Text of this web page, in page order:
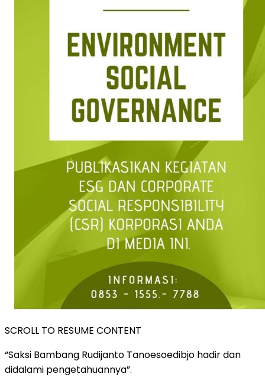
SCROLL TO RESUME CONTENT
“Saksi Bambang Rudijanto Tanoesoedibjo hadir dan
didalami pengetahuannya”.